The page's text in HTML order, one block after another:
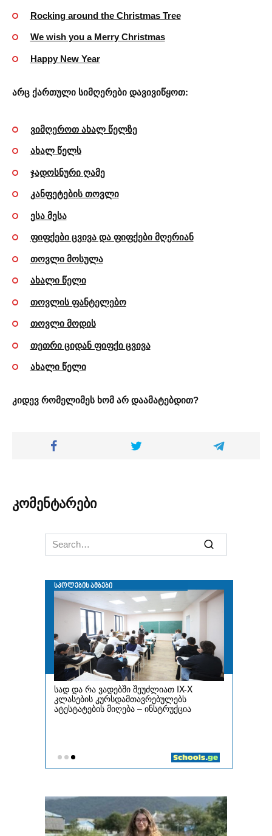
Rocking around the Christmas Tree
We wish you a Merry Christmas
Happy New Year
არც ქართული სიმღერები დავივიწყოთ:
ვიმღეროთ ახალ წელზე
ახალ წელს
ჯადოსნური ღამე
კანფეტების თოვლი
ესა მესა
ფიფქები ცვივა და ფიფქები მღერიან
თოვლი მოსულა
ახალი წელი
თოვლის ფანტელებო
თოვლი მოდის
თეთრი ციდან ფიფქი ცვივა
ახალი წელი
კიდევ რომელიმეს ხომ არ დაამატებდით?
კომენტარები
Search
for: